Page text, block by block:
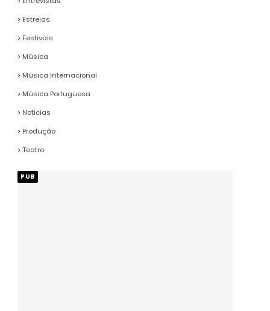
Estreias
Festivais
Música
Música Internacional
Música Portuguesa
Noticias
Produção
Teatro
PUB